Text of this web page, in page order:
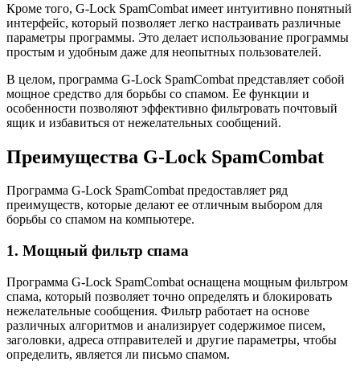
Кроме того, G-Lock SpamCombat имеет интуитивно понятный
интерфейс, который позволяет легко настраивать различные
параметры программы. Это делает использование программы
простым и удобным даже для неопытных пользователей.
В целом, программа G-Lock SpamCombat представляет собой
мощное средство для борьбы со спамом. Ее функции и
особенности позволяют эффективно фильтровать почтовый
ящик и избавиться от нежелательных сообщений.
Преимущества G-Lock SpamCombat
Программа G-Lock SpamCombat предоставляет ряд
преимуществ, которые делают ее отличным выбором для
борьбы со спамом на компьютере.
1. Мощный фильтр спама
Программа G-Lock SpamCombat оснащена мощным фильтром
спама, который позволяет точно определять и блокировать
нежелательные сообщения. Фильтр работает на основе
различных алгоритмов и анализирует содержимое писем,
заголовки, адреса отправителей и другие параметры, чтобы
определить, является ли письмо спамом.